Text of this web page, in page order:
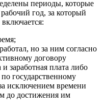
периоды, которые
год, за который
но за ним согласно
договору
заработная плата либо
государственному
исключением времени
до достижения им